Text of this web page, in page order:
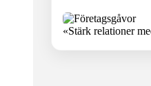
«Stärk relationer